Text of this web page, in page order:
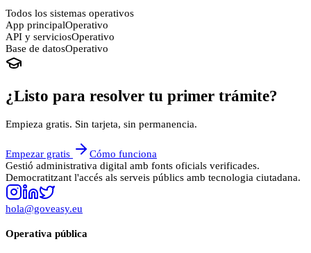
Todos los sistemas operativos
App principalOperativo
API y serviciosOperativo
Base de datosOperativo
¿Listo para resolver tu primer trámite?
Empieza gratis. Sin tarjeta, sin permanencia.
Empezar gratis
Cómo funciona
Gestió administrativa digital amb fonts oficials verificades.
Democratitzant l'accés als serveis públics amb tecnologia ciutadana.
hola@goveasy.eu
Operativa pública